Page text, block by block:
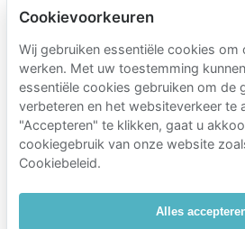
bij
Cookievoorkeuren
Wij gebruiken essentiële cookies om
werken. Met uw toestemming
essentiële cookies gebruiken om de
verbeteren en het websiteverkeer te
"Accepteren" te klikken, gaat u
cookiegebruik van onze website
Cookiebeleid.
Alles